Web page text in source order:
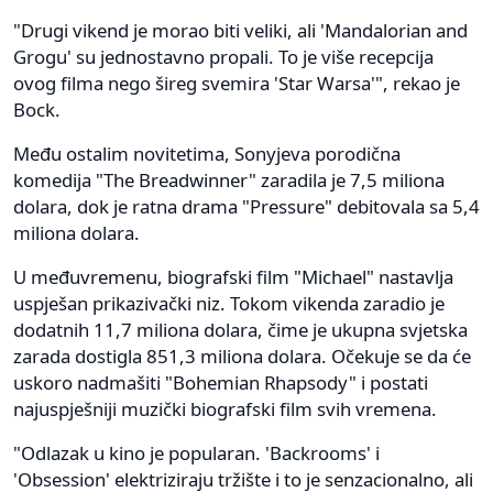
"Drugi vikend je morao biti veliki, ali 'Mandalorian and
Grogu' su jednostavno propali. To je više recepcija
ovog filma nego šireg svemira 'Star Warsa'", rekao je
Bock.
Među ostalim novitetima, Sonyjeva porodična
komedija "The Breadwinner" zaradila je 7,5 miliona
dolara, dok je ratna drama "Pressure" debitovala sa 5,4
miliona dolara.
U međuvremenu, biografski film "Michael" nastavlja
uspješan prikazivački niz. Tokom vikenda zaradio je
dodatnih 11,7 miliona dolara, čime je ukupna svjetska
zarada dostigla 851,3 miliona dolara. Očekuje se da će
uskoro nadmašiti "Bohemian Rhapsody" i postati
najuspješniji muzički biografski film svih vremena.
"Odlazak u kino je popularan. 'Backrooms' i
'Obsession' elektriziraju tržište i to je senzacionalno, ali